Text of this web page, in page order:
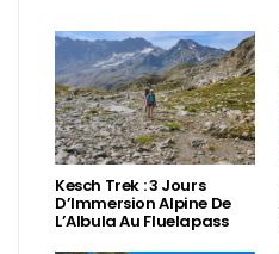
Kesch Trek : 3 Jours
D’Immersion Alpine De
L’Albula Au Fluelapass